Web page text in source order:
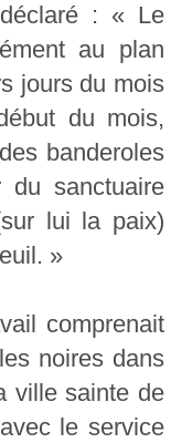
: « Le
au plan
jours du mois
du mois,
banderoles
sanctuaire
lui la paix)
»
comprenait
noires dans
ville sainte de
le service